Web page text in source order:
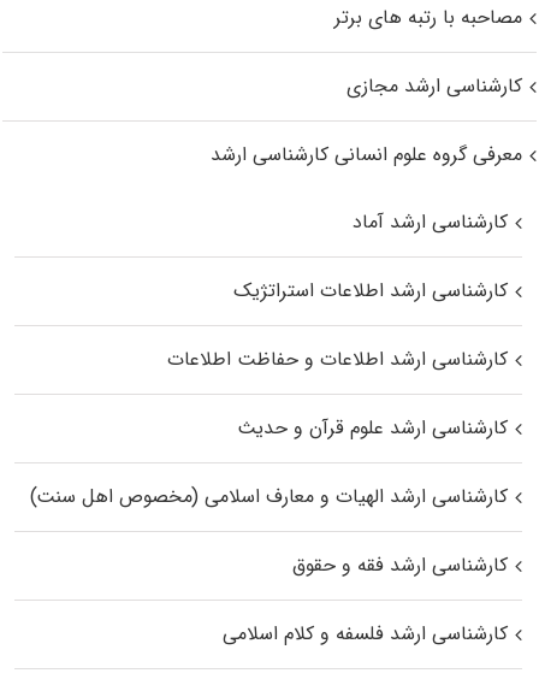
مصاحبه با رتبه های برتر
کارشناسی ارشد مجازی
معرفی گروه علوم انسانی کارشناسی ارشد
کارشناسی ارشد آماد
کارشناسی ارشد اطلاعات استراتژیک
کارشناسی ارشد اطلاعات و حفاظت اطلاعات
کارشناسی ارشد علوم قرآن و حدیث
کارشناسی ارشد الهیات و معارف اسلامی (مخصوص اهل سنت)
کارشناسی ارشد فقه و حقوق
کارشناسی ارشد فلسفه و کلام اسلامی